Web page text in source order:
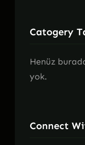
Catogery
Henüz
yok.
Connect